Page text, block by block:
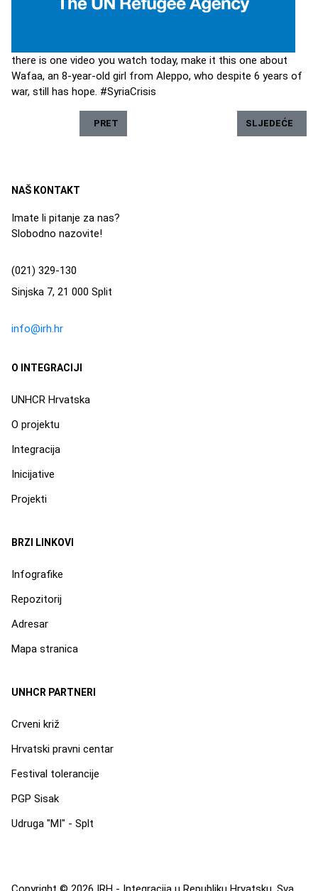
there is one video you watch today, make it this one about
Wafaa, an 8-year-old girl from Aleppo, who despite 6 years of
war, still has hope. #SyriaCrisis
PRETHODNI ČLANAK: RT @KAPICJAN: DA
PRET SLJEDEĆI
SLJEDEĆE
NAŠ KONTAKT
Imate li pitanje za nas?
Slobodno nazovite!
(021) 329-130
Sinjska 7, 21 000 Split
info@irh.hr
O INTEGRACIJI
UNHCR Hrvatska
O projektu
Integracija
Inicijative
Projekti
BRZI LINKOVI
Infografike
Repozitorij
Adresar
Mapa stranica
UNHCR PARTNERI
Crveni križ
Hrvatski pravni centar
Festival tolerancije
PGP Sisak
Udruga "MI" - Splt